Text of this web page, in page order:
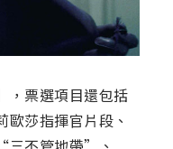
票選項目還包括
莎指揮官片段、